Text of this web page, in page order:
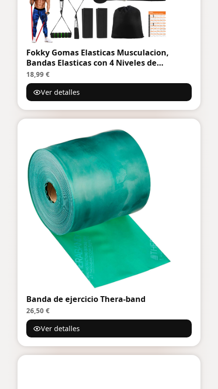
Fokky Gomas Elasticas Musculacion,
Bandas Elasticas con 4 Niveles de
Resistencia, Bandas Elasticas
Musculacion con Anclaje de Puerta, Asas,
Funda Protectora, para Entrenamiento de
Fuerza/Fitness/Yoga
18,99 €
Ver detalles
Banda de ejercicio Thera-band
26,50 €
Ver detalles